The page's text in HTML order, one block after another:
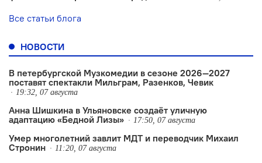
Все статьи блога
НОВОСТИ
В петербургской Музкомедии в сезоне 2026—2027
поставят спектакли Мильграм, Разенков, Чевик
19:32, 07 августа
Анна Шишкина в Ульяновске создаëт уличную
адаптацию «Бедной Лизы»
17:50, 07 августа
Умер многолетний завлит МДТ и переводчик Михаил
Стронин
11:20, 07 августа